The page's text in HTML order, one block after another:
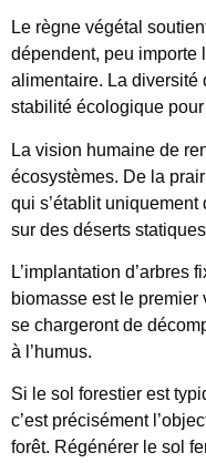
Le règne végétal
dépendent, peu importe
alimentaire. La diversité
stabilité écologique
La vision humaine de
écosystèmes. De la
qui s’établit
sur des déserts
L’implantation d’arbres
biomasse est le premier
se chargeront de
à l’humus.
Si le sol forestier est
c’est précisément
forêt. Régénérer le sol